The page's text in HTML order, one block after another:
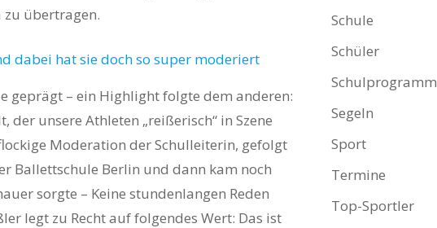
zu übertragen.
geprägt – ein Highlight folgte dem anderen:
unsere Athleten „reißerisch“ in Szene
Moderation der Schulleiterin, gefolgt
Ballettschule Berlin und dann kam noch
sorgte – Keine stundenlangen Reden
legt zu Recht auf folgendes Wert: Das ist
Schule
Schüler
Schulprogramm
Segeln
Sport
Termine
Top-Sportler